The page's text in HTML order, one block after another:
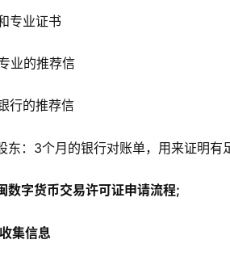
专业证书
业的推荐信
行的推荐信
东：3个月的银行对账单，用来证明有
数字货币交易许可证申请流程;
集信息